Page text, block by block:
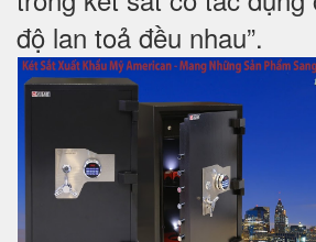
độ lan toả đều nhau”.